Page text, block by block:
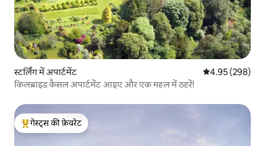
स्टर्लिंग में अपार्टमेंट औसत रेटिंग 5 में से
4.95 (298)
किलब्राइड कैसल अपार्टमेंट आइए और एक महल में ठहरें!
गेस्ट्स का टॉप फ़ेवरेट
गेस्ट्स की फ़ेवरेट